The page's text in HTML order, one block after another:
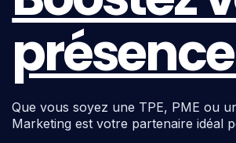
Que vous soyez une TPE, PME ou
Marketing est votre partenaire idéal